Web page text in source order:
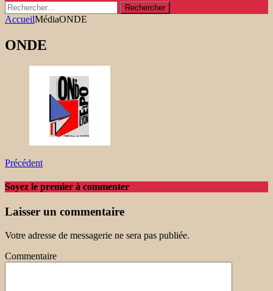
Rechercher :
AccueilMédiaONDE
ONDE
Précédent
Soyez le premier à commenter
Laisser un commentaire
Votre adresse de messagerie ne sera pas publiée.
Commentaire